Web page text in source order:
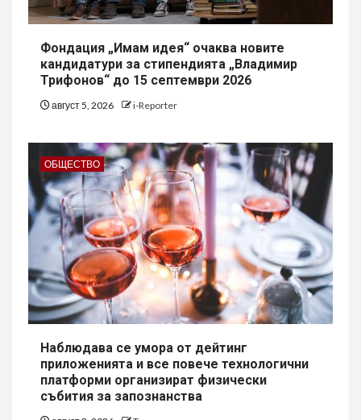
Фондация „Имам идея“ очаква новите
кандидатури за стипендията „Владимир
Трифонов“ до 15 септември 2026
август 5, 2026 i-Reporter
ОБЩЕСТВО
Наблюдава се умора от дейтинг
приложенията и все повече технологични
платформи организират физически
събития за запознанства